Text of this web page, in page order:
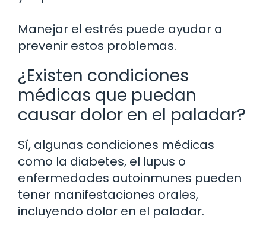
Manejar el estrés puede ayudar a
prevenir estos problemas.
¿Existen condiciones
médicas que puedan
causar dolor en el paladar?
Sí, algunas condiciones médicas
como la diabetes, el lupus o
enfermedades autoinmunes pueden
tener manifestaciones orales,
incluyendo dolor en el paladar.